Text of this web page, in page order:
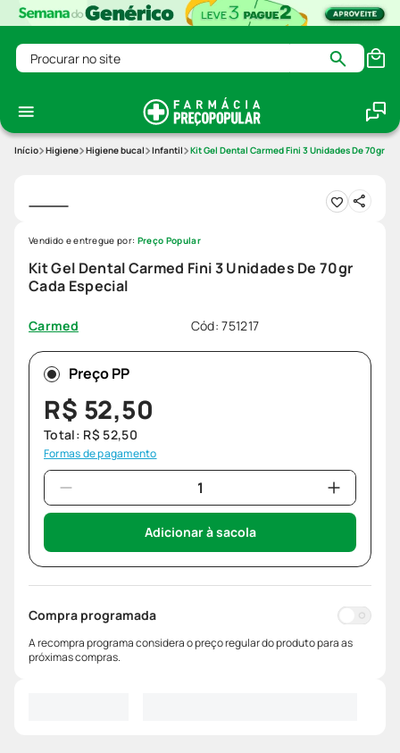
Procurar no site
Higiene Higiene bucal Infantil Kit Gel Dental Carmed Fini 3 Unidades De 70gr
Kit Gel Dental Carmed Fini 3 Unidades De 70gr
Cada Especial
Carmed Cód:751217
Vendido e entregue por: Preço Popular
Preço PP
R$ 52,50
Total: R$ 52,50
Formas de pagamento
Adicionar à sacola
Compra programada
A recompra programa considera o preço regular do produto para as
próximas compras.